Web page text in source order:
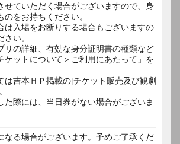
せていただく場合がございますので、身
をお持ちください。
は入場をお断りする場合もございますの
い。
リの詳細、有効な身分証明書の種類など
ケットについて＞ご利用にあたって」を
吉本ＨＰ掲載の[チケット販売及び観劇
際には、当日券がない場合がございま
なる場合がございます。予めご了承くだ